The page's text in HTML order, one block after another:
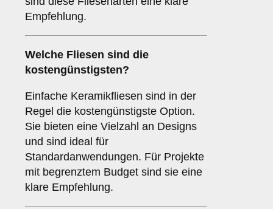
Empfehlung.
Welche Fliesen sind die
kostengünstigsten?
Einfache Keramikfliesen sind in der
Regel die kostengünstigste Option.
Sie bieten eine Vielzahl an Designs
und sind ideal für
Standardanwendungen. Für Projekte
mit begrenztem Budget sind sie eine
klare Empfehlung.